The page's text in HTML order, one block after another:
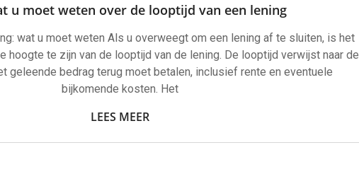
u moet weten over de looptijd van een lening
wat u moet weten Als u overweegt om een lening af te sluiten, is het
hoogte te zijn van de looptijd van de lening. De looptijd verwijst naar de
geleende bedrag terug moet betalen, inclusief rente en eventuele
bijkomende kosten. Het
LEES MEER